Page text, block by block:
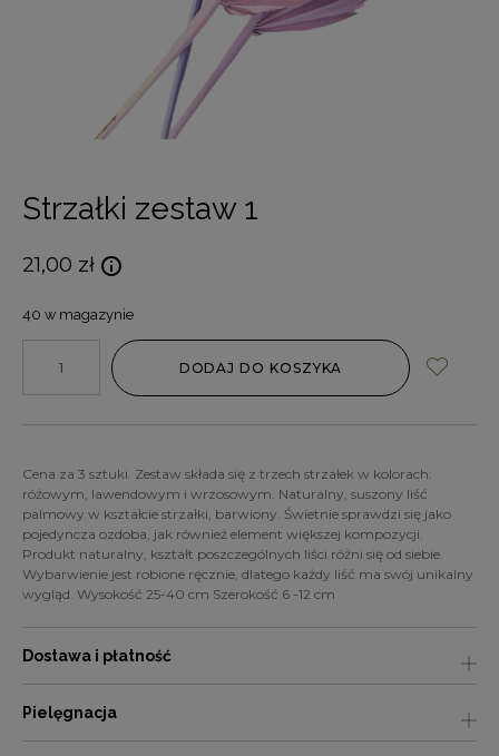
Strzałki zestaw 1
21,00 zł
40 w magazynie
DODAJ DO KOSZYKA
Cena za 3 sztuki. Zestaw składa się z trzech strzałek w kolorach:
różowym, lawendowym i wrzosowym. Naturalny, suszony liść
palmowy w kształcie strzałki, barwiony. Świetnie sprawdzi się jako
pojedyncza ozdoba, jak również element większej kompozycji.
Produkt naturalny, kształt poszczególnych liści różni się od siebie.
Wybarwienie jest robione ręcznie, dlatego każdy liść ma swój unikalny
wygląd. Wysokość 25-40 cm Szerokość 6 -12 cm
Dostawa i płatność
Pielęgnacja